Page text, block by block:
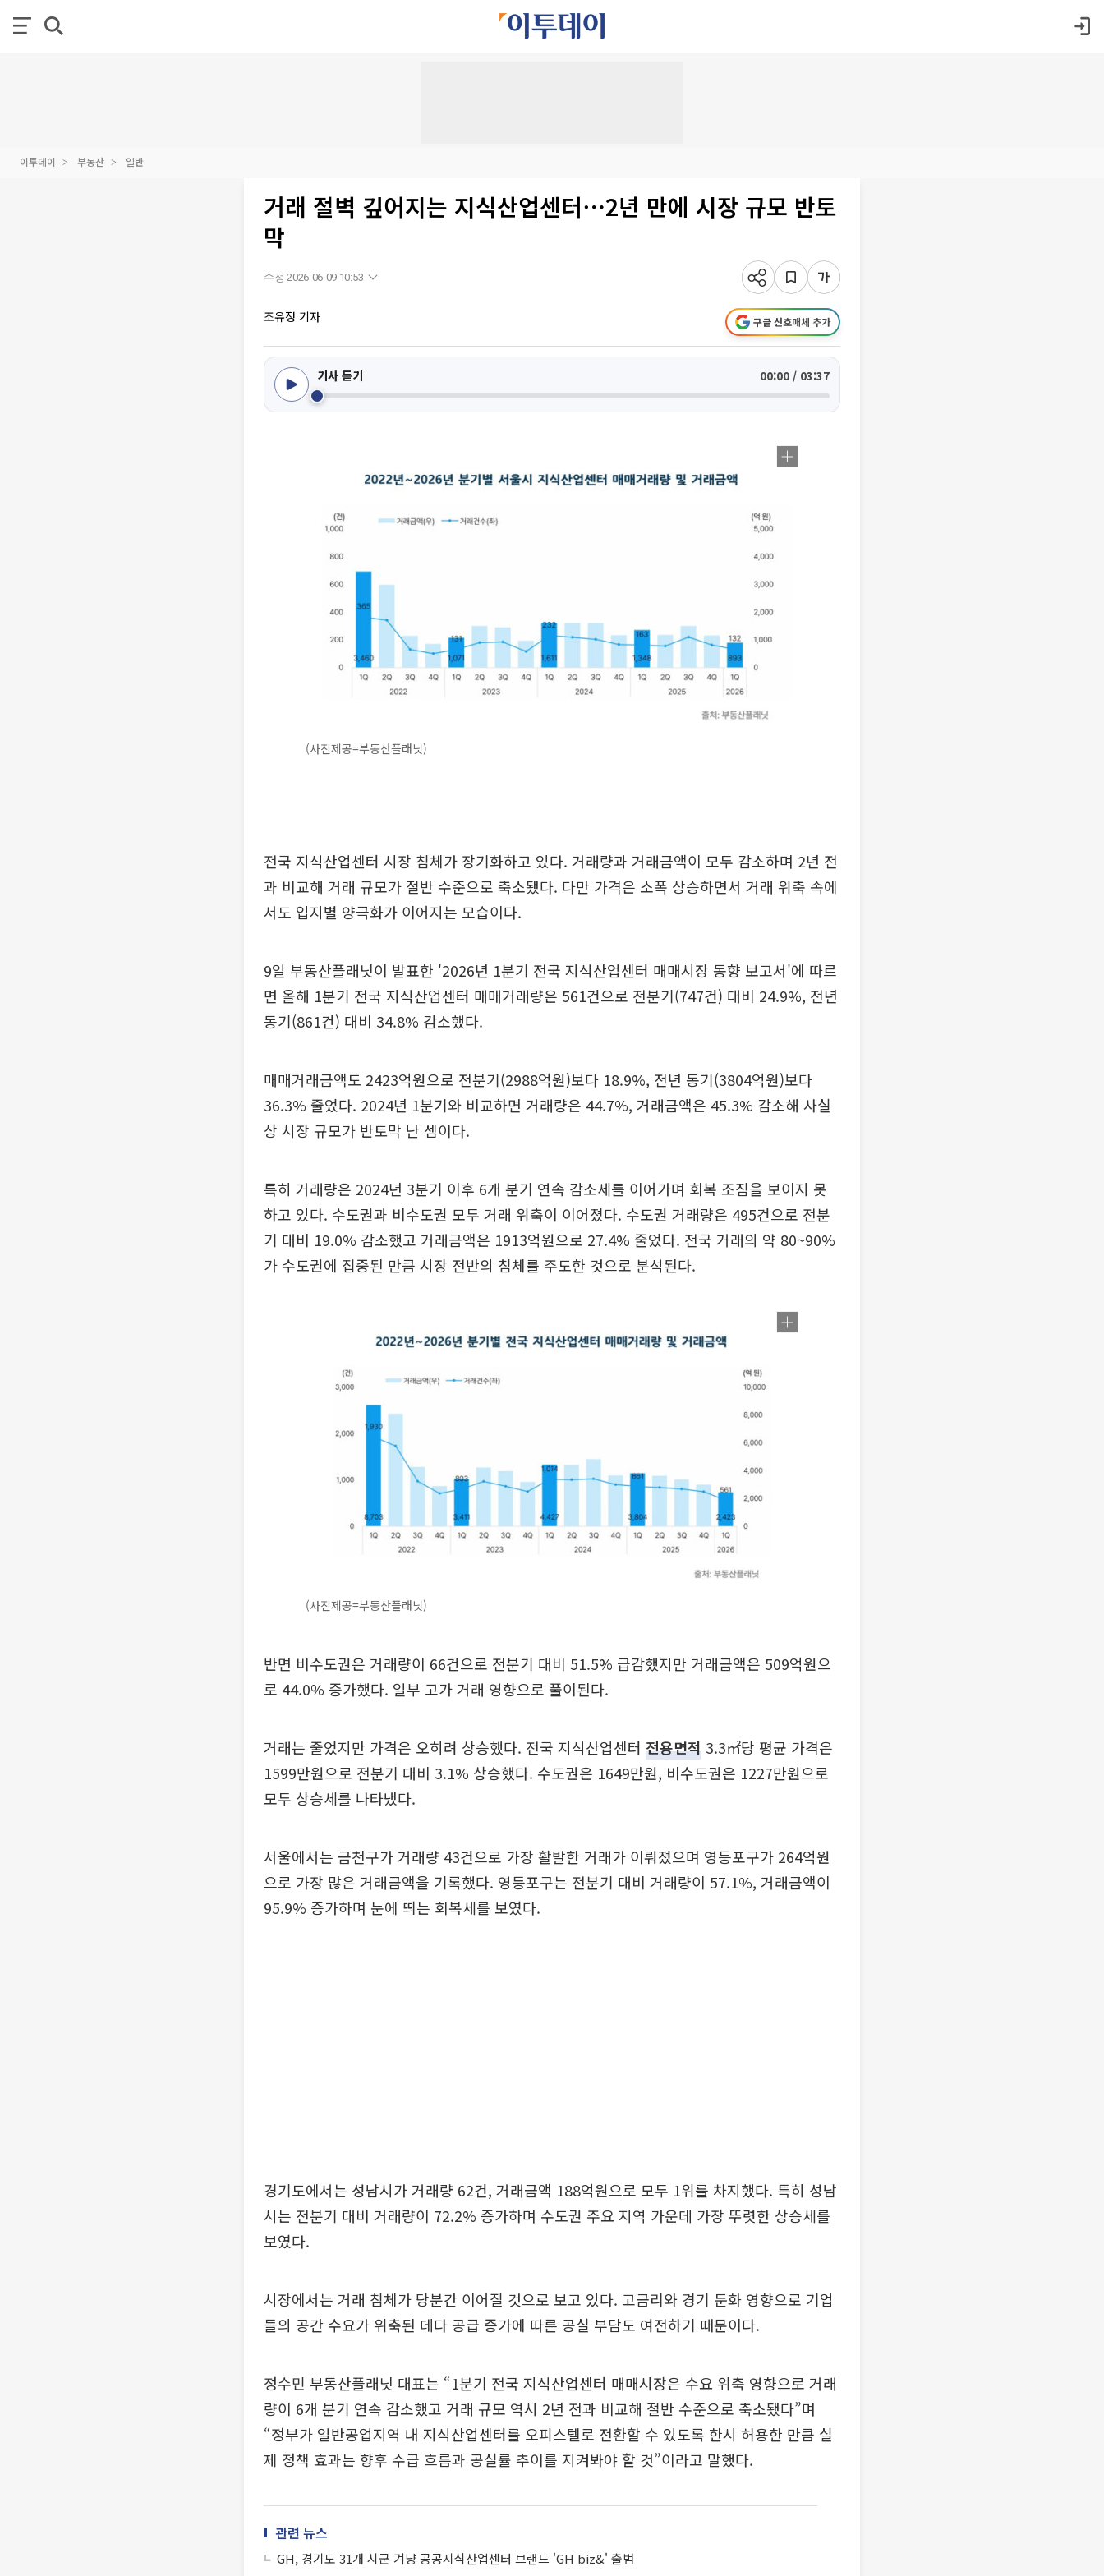
이투데이 부동산 일반
거래 절벽 깊어지는 지식산업센터⋯2년 만에 시장 규모 반토
막
수정 2026-06-09 10:53
조유정 기자 구글 선호매체 추가
기사 듣기 00:00 / 03:37
(사진제공=부동산플래닛)
전국 지식산업센터 시장 침체가 장기화하고 있다. 거래량과 거래금액이 모두 감소하며 2년 전
과 비교해 거래 규모가 절반 수준으로 축소됐다. 다만 가격은 소폭 상승하면서 거래 위축 속에
서도 입지별 양극화가 이어지는 모습이다.
9일 부동산플래닛이 발표한 '2026년 1분기 전국 지식산업센터 매매시장 동향 보고서'에 따르
면 올해 1분기 전국 지식산업센터 매매거래량은 561건으로 전분기(747건) 대비 24.9%, 전년
동기(861건) 대비 34.8% 감소했다.
매매거래금액도 2423억원으로 전분기(2988억원)보다 18.9%, 전년 동기(3804억원)보다
36.3% 줄었다. 2024년 1분기와 비교하면 거래량은 44.7%, 거래금액은 45.3% 감소해 사실
상 시장 규모가 반토막 난 셈이다.
특히 거래량은 2024년 3분기 이후 6개 분기 연속 감소세를 이어가며 회복 조짐을 보이지 못
하고 있다. 수도권과 비수도권 모두 거래 위축이 이어졌다. 수도권 거래량은 495건으로 전분
기 대비 19.0% 감소했고 거래금액은 1913억원으로 27.4% 줄었다. 전국 거래의 약 80~90%
가 수도권에 집중된 만큼 시장 전반의 침체를 주도한 것으로 분석된다.
(사진제공=부동산플래닛)
반면 비수도권은 거래량이 66건으로 전분기 대비 51.5% 급감했지만 거래금액은 509억원으
로 44.0% 증가했다. 일부 고가 거래 영향으로 풀이된다.
거래는 줄었지만 가격은 오히려 상승했다. 전국 지식산업센터 전용면적 3.3㎡당 평균 가격은
1599만원으로 전분기 대비 3.1% 상승했다. 수도권은 1649만원, 비수도권은 1227만원으로
모두 상승세를 나타냈다.
서울에서는 금천구가 거래량 43건으로 가장 활발한 거래가 이뤄졌으며 영등포구가 264억원
으로 가장 많은 거래금액을 기록했다. 영등포구는 전분기 대비 거래량이 57.1%, 거래금액이
95.9% 증가하며 눈에 띄는 회복세를 보였다.
경기도에서는 성남시가 거래량 62건, 거래금액 188억원으로 모두 1위를 차지했다. 특히 성남
시는 전분기 대비 거래량이 72.2% 증가하며 수도권 주요 지역 가운데 가장 뚜렷한 상승세를
보였다.
시장에서는 거래 침체가 당분간 이어질 것으로 보고 있다. 고금리와 경기 둔화 영향으로 기업
들의 공간 수요가 위축된 데다 공급 증가에 따른 공실 부담도 여전하기 때문이다.
정수민 부동산플래닛 대표는 “1분기 전국 지식산업센터 매매시장은 수요 위축 영향으로 거래
량이 6개 분기 연속 감소했고 거래 규모 역시 2년 전과 비교해 절반 수준으로 축소됐다”며
“정부가 일반공업지역 내 지식산업센터를 오피스텔로 전환할 수 있도록 한시 허용한 만큼 실
제 정책 효과는 향후 수급 흐름과 공실률 추이를 지켜봐야 할 것”이라고 말했다.
관련 뉴스
GH, 경기도 31개 시군 겨냥 공공지식산업센터 브랜드 'GH biz&' 출범